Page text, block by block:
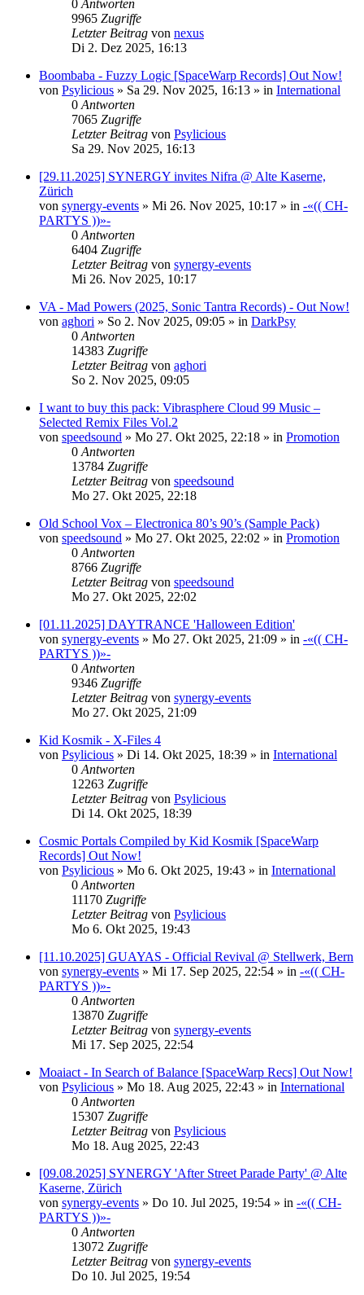
0 Antworten
9965 Zugriffe
Letzter Beitrag von nexus
Di 2. Dez 2025, 16:13
Boombaba - Fuzzy Logic [SpaceWarp Records] Out Now!
von Psylicious » Sa 29. Nov 2025, 16:13 » in International
0 Antworten
7065 Zugriffe
Letzter Beitrag von Psylicious
Sa 29. Nov 2025, 16:13
[29.11.2025] SYNERGY invites Nifra @ Alte Kaserne,
Zürich
von synergy-events » Mi 26. Nov 2025, 10:17 » in -«(( CH-
PARTYS ))»-
0 Antworten
6404 Zugriffe
Letzter Beitrag von synergy-events
Mi 26. Nov 2025, 10:17
VA - Mad Powers (2025, Sonic Tantra Records) - Out Now!
von aghori » So 2. Nov 2025, 09:05 » in DarkPsy
0 Antworten
14383 Zugriffe
Letzter Beitrag von aghori
So 2. Nov 2025, 09:05
I want to buy this pack: Vibrasphere Cloud 99 Music –
Selected Remix Files Vol.2
von speedsound » Mo 27. Okt 2025, 22:18 » in Promotion
0 Antworten
13784 Zugriffe
Letzter Beitrag von speedsound
Mo 27. Okt 2025, 22:18
Old School Vox – Electronica 80’s 90’s (Sample Pack)
von speedsound » Mo 27. Okt 2025, 22:02 » in Promotion
0 Antworten
8766 Zugriffe
Letzter Beitrag von speedsound
Mo 27. Okt 2025, 22:02
[01.11.2025] DAYTRANCE 'Halloween Edition'
von synergy-events » Mo 27. Okt 2025, 21:09 » in -«(( CH-
PARTYS ))»-
0 Antworten
9346 Zugriffe
Letzter Beitrag von synergy-events
Mo 27. Okt 2025, 21:09
Kid Kosmik - X-Files 4
von Psylicious » Di 14. Okt 2025, 18:39 » in International
0 Antworten
12263 Zugriffe
Letzter Beitrag von Psylicious
Di 14. Okt 2025, 18:39
Cosmic Portals Compiled by Kid Kosmik [SpaceWarp
Records] Out Now!
von Psylicious » Mo 6. Okt 2025, 19:43 » in International
0 Antworten
11170 Zugriffe
Letzter Beitrag von Psylicious
Mo 6. Okt 2025, 19:43
[11.10.2025] GUAYAS - Official Revival @ Stellwerk, Bern
von synergy-events » Mi 17. Sep 2025, 22:54 » in -«(( CH-
PARTYS ))»-
0 Antworten
13870 Zugriffe
Letzter Beitrag von synergy-events
Mi 17. Sep 2025, 22:54
Moaiact - In Search of Balance [SpaceWarp Recs] Out Now!
von Psylicious » Mo 18. Aug 2025, 22:43 » in International
0 Antworten
15307 Zugriffe
Letzter Beitrag von Psylicious
Mo 18. Aug 2025, 22:43
[09.08.2025] SYNERGY 'After Street Parade Party' @ Alte
Kaserne, Zürich
von synergy-events » Do 10. Jul 2025, 19:54 » in -«(( CH-
PARTYS ))»-
0 Antworten
13072 Zugriffe
Letzter Beitrag von synergy-events
Do 10. Jul 2025, 19:54